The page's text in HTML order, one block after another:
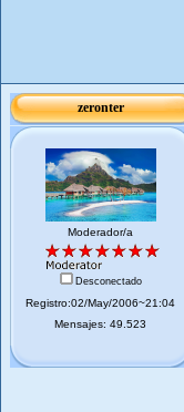
zeronter
Moderador/a
Desconectado
Registro:02/May/2006~21:04
Mensajes: 49.523